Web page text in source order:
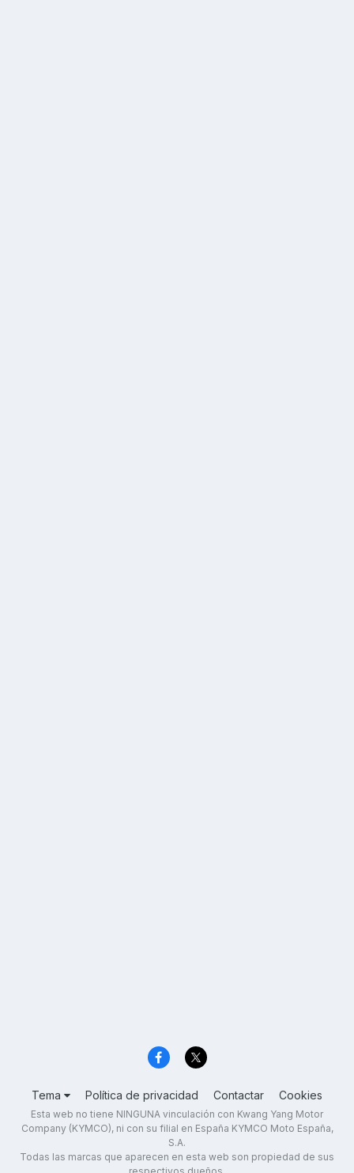
Tema Política de privacidad Contactar Cookies
Esta web no tiene NINGUNA vinculación con Kwang Yang Motor
Company (KYMCO), ni con su filial en España KYMCO Moto España,
S.A.
Todas las marcas que aparecen en esta web son propiedad de sus